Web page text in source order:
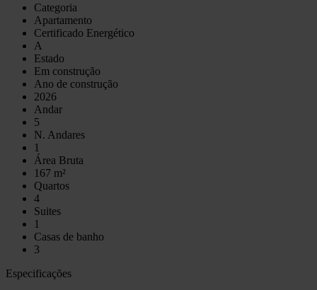
Categoria
Apartamento
Certificado Energético
A
Estado
Em construção
Ano de construção
2026
Andar
5
N. Andares
1
Área Bruta
167 m²
Quartos
4
Suites
1
Casas de banho
3
Especificações